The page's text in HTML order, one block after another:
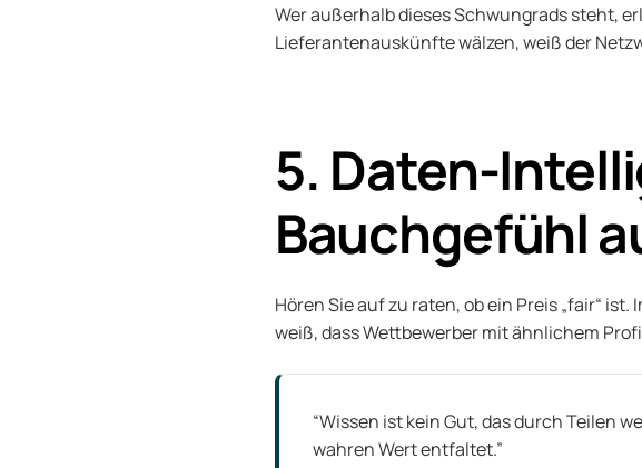
Wer außerhalb dieses Schwungrads steht,
Lieferantenauskünfte wälzen, weiß der
5. Daten-
Bauchgefühl
Hören Sie auf zu raten, ob ein Preis „fair“
weiß, dass Wettbewerber mit ähnlichem
“Wissen ist kein Gut, das durch Teilen
wahren Wert entfaltet.”